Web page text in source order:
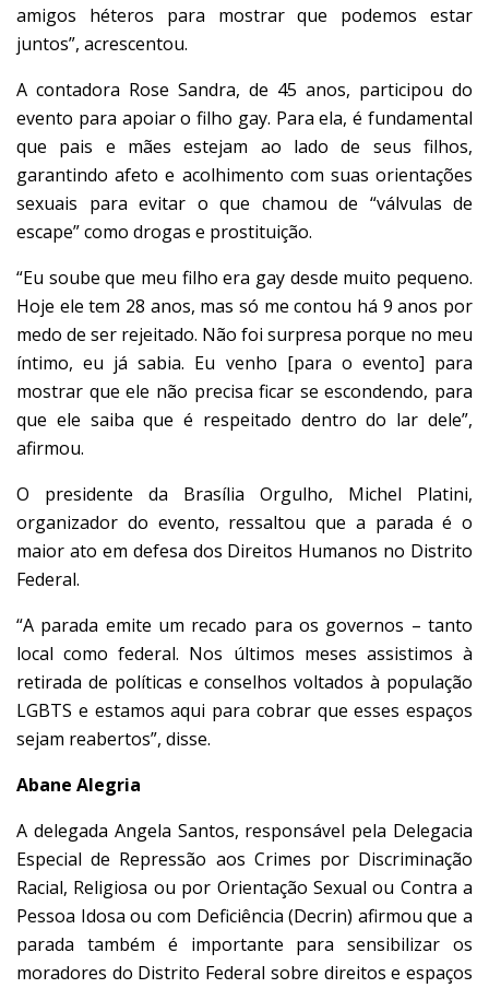
amigos héteros para mostrar que podemos estar
juntos”, acrescentou.
A contadora Rose Sandra, de 45 anos, participou do
evento para apoiar o filho gay. Para ela, é fundamental
que pais e mães estejam ao lado de seus filhos,
garantindo afeto e acolhimento com suas orientações
sexuais para evitar o que chamou de “válvulas de
escape” como drogas e prostituição.
“Eu soube que meu filho era gay desde muito pequeno.
Hoje ele tem 28 anos, mas só me contou há 9 anos por
medo de ser rejeitado. Não foi surpresa porque no meu
íntimo, eu já sabia. Eu venho [para o evento] para
mostrar que ele não precisa ficar se escondendo, para
que ele saiba que é respeitado dentro do lar dele”,
afirmou.
O presidente da Brasília Orgulho, Michel Platini,
organizador do evento, ressaltou que a parada é o
maior ato em defesa dos Direitos Humanos no Distrito
Federal.
“A parada emite um recado para os governos – tanto
local como federal. Nos últimos meses assistimos à
retirada de políticas e conselhos voltados à população
LGBTS e estamos aqui para cobrar que esses espaços
sejam reabertos”, disse.
Abane Alegria
A delegada Angela Santos, responsável pela Delegacia
Especial de Repressão aos Crimes por Discriminação
Racial, Religiosa ou por Orientação Sexual ou Contra a
Pessoa Idosa ou com Deficiência (Decrin) afirmou que a
parada também é importante para sensibilizar os
moradores do Distrito Federal sobre direitos e espaços